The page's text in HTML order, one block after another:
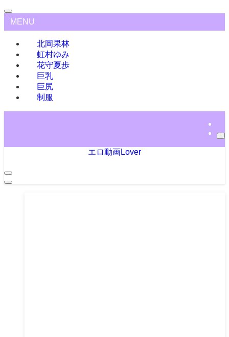
MENU
北岡果林
虹村ゆみ
花守夏歩
巨乳
巨尻
制服
エロ動画Lover